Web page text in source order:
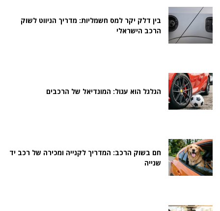
בין דלק יקר למס חשמליות: מדריך הניווט לשוק
הרכב הישראלי
הגלגל הוא עגול: המונדיאל של הרכבים
חם בשוק הרכב: המדריך לקנייה ומכירה של רכב יד
שנייה